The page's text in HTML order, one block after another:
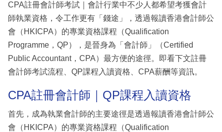
CPA註冊會計師考試｜會計行業中不少人都希望考獲會計
師執業資格，令工作更有「錢途」，透過報讀香港會計師公
會（HKICPA）的專業資格課程（Qualification
Programme，QP），是晉身為「會計師」（Certified
Public Accountant，CPA）最方便的途徑。即看下文註冊
會計師考試流程、QP課程入讀資格、CPA薪酬等資訊。
CPA註冊會計師｜QP課程入讀資格
首先，成為執業會計師的主要途徑是透過報讀香港會計師公
會（HKICPA）的專業資格課程（Qualification